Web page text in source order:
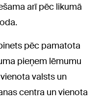
arī pēc likumā
pēc pamatota
pieņem lēmumu
valsts un
centra un vienota